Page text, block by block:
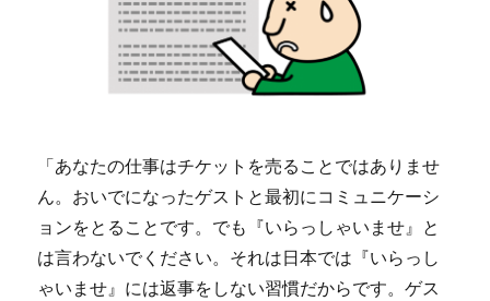
「あなたの仕事はチケットを売ることではありませ
ん。おいでになったゲストと最初にコミュニケーシ
ョンをとることです。でも『いらっしゃいませ』と
は言わないでください。それは日本では『いらっし
ゃいませ』には返事をしない習慣だからです。ゲス